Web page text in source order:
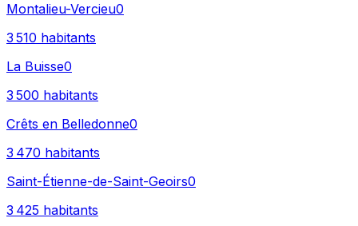
Montalieu-Vercieu0
3 510 habitants
La Buisse0
3 500 habitants
Crêts en Belledonne0
3 470 habitants
Saint-Étienne-de-Saint-Geoirs0
3 425 habitants